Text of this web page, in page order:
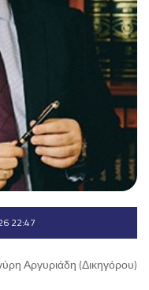
22:47
Αργυριάδη (Δικηγόρου)